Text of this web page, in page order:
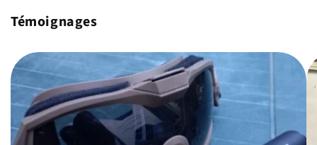
Témoignages